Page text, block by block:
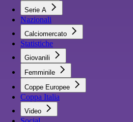
Serie A
Nazionali
Calciomercato
Statistiche
Giovanili
Femminile
Coppe Europee
Coppa Italia
Video